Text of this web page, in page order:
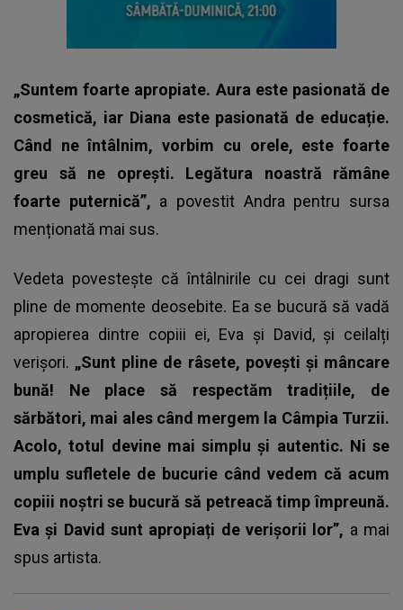
„Suntem foarte apropiate. Aura este pasionată de
cosmetică, iar Diana este pasionată de educație.
Când ne întâlnim, vorbim cu orele, este foarte
greu să ne oprești. Legătura noastră rămâne
foarte puternică”, a povestit Andrapentru sursa
menționată mai sus.
Vedeta povestește că întâlnirile cu cei dragi sunt
pline de momente deosebite. Ea se bucură să vadă
apropierea dintre copiii ei, Eva și David, și ceilalți
verișori. „Sunt pline de râsete, povești și mâncare
bună! Ne place să respectăm tradițiile, de
sărbători, mai ales când mergem la Câmpia Turzii.
Acolo, totul devine mai simplu și autentic. Ni se
umplu sufletele de bucurie când vedem că acum
copiii noștri se bucură să petreacă timp împreună.
Eva și David sunt apropiați de verișorii lor”, a mai
spus artista.